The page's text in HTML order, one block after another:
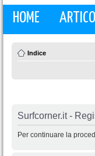
HOME
Indice
Surfcorner.it -
Per continuare la